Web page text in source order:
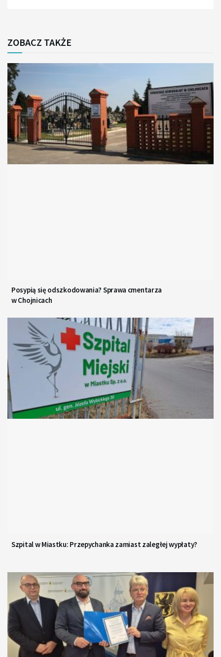
ZOBACZ TAKŻE
Posypią się odszkodowania? Sprawa cmentarza
w Chojnicach
Szpital w Miastku: Przepychanka zamiast zaległej wypłaty?